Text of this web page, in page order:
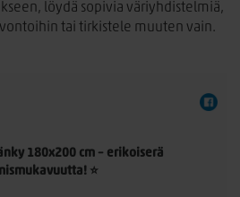
löydä sopivia väriyhdistelmiä,
tai tirkistele muuten vain.
180x200 cm – erikoiserä
⭐